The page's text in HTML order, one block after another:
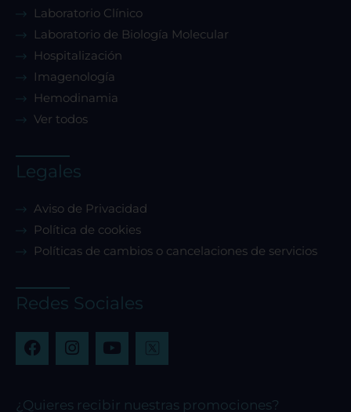
Laboratorio Clínico
Laboratorio de Biología Molecular
Hospitalización
Imagenología
Hemodinamia
Ver todos
Legales
Aviso de Privacidad
Política de cookies
Políticas de cambios o cancelaciones de servicios
Redes Sociales
F
a
b
I
n
a
Y
o
u
¿Quieres recibir nuestras promociones?